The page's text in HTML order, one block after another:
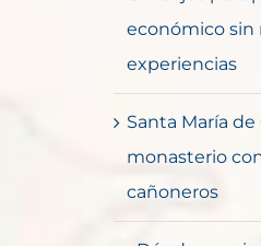
económico sin
experiencias
Santa María de
monasterio
cañoneros